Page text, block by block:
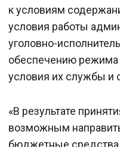
к условиям
условия работы
уголовно-
обеспечению режима
условия их службы и
«В результате
возможным
бюджетные средства